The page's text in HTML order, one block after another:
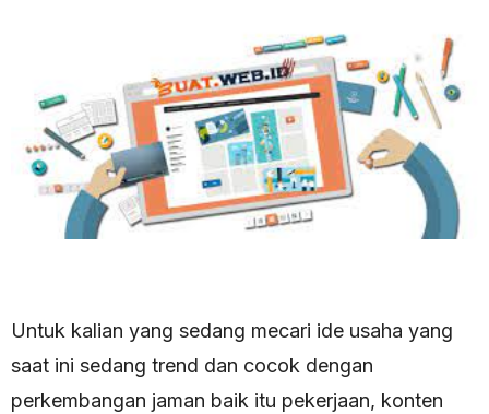
Untuk kalian yang sedang mecari ide usaha yang
saat ini sedang trend dan cocok dengan
perkembangan jaman baik itu pekerjaan, konten